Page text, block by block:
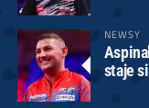
NEWSY
staje